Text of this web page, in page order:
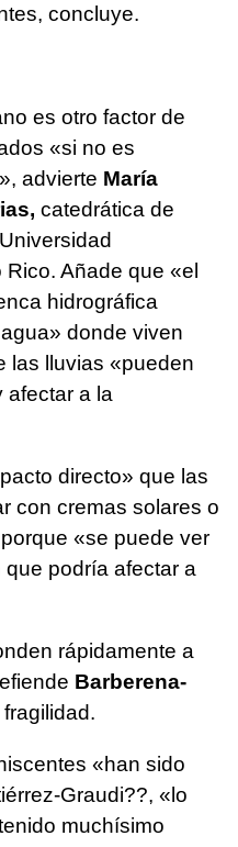
concluye.
es otro factor de
«si no es
advierte María
catedrática de
Añade que «el
hidrográfica
donde viven
las lluvias «pueden
afectar a la
directo» que las
con cremas solares o
«se puede ver
podría afectar a
rápidamente a
Barberena-
«han sido
Graudi??, «lo
muchísimo